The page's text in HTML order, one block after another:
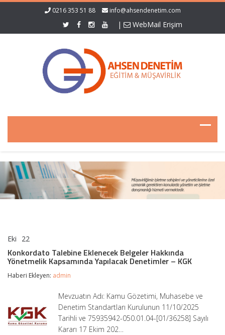
0216 353 51 88 info@ahsendenetim.com
| WebMail Erişim
Eki 22
Eklenecek
Belgeler
Hakkında
Yönetmelik
Yapılacak
Denetimler
–
KGK
Konkordato Talebine Eklenecek Belgeler Hakkında
Yönetmelik Kapsamında Yapılacak Denetimler – KGK
Haberi Ekleyen: admin
Mevzuatın Adı: Kamu Gözetimi, Muhasebe ve
Denetim Standartları Kurulunun 11/10/2025
Tarihli ve 75935942-050.01.04-[01/36258] Sayılı
Kararı 17 Ekim 202…